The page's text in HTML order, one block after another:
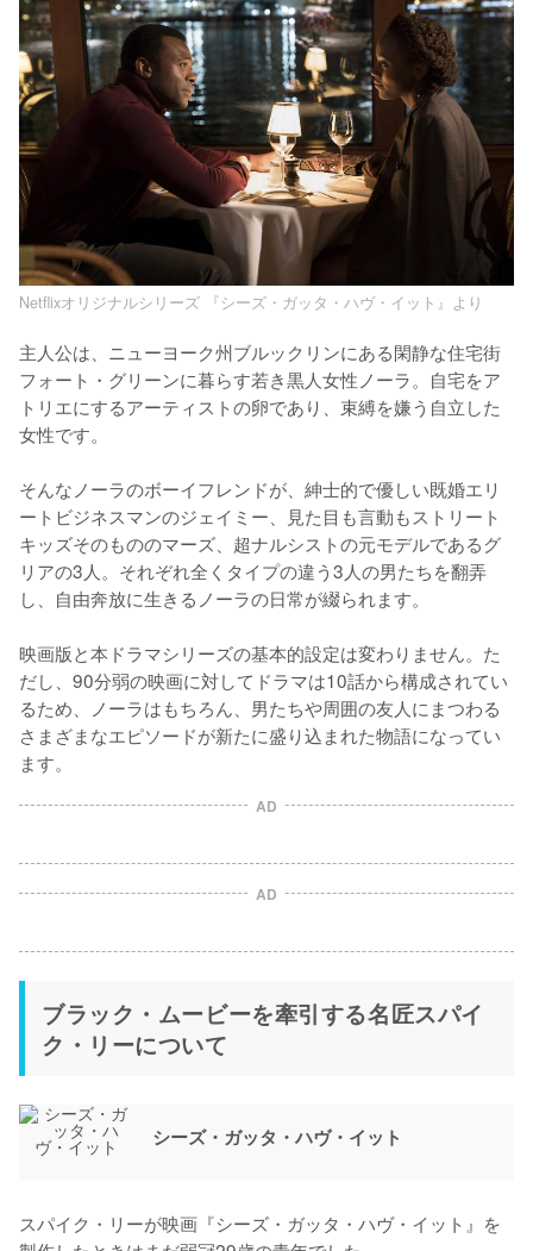
Netflixオリジナルシリーズ 『シーズ・ガッタ・ハヴ・イット』より
主人公は、ニューヨーク州ブルックリンにある閑静な住宅街
フォート・グリーンに暮らす若き黒人女性ノーラ。自宅をア
トリエにするアーティストの卵であり、束縛を嫌う自立した
女性です。
そんなノーラのボーイフレンドが、紳士的で優しい既婚エリ
ートビジネスマンのジェイミー、見た目も言動もストリート
キッズそのもののマーズ、超ナルシストの元モデルであるグ
リアの3人。それぞれ全くタイプの違う3人の男たちを翻弄
し、自由奔放に生きるノーラの日常が綴られます。
映画版と本ドラマシリーズの基本的設定は変わりません。た
だし、90分弱の映画に対してドラマは10話から構成されてい
るため、ノーラはもちろん、男たちや周囲の友人にまつわる
さまざまなエピソードが新たに盛り込まれた物語になってい
AD
AD
ブラック・ムービーを牽引する名匠スパイ
ク・リーについて
シーズ・ガッタ・ハヴ・イット
スパイク・リーが映画『シーズ・ガッタ・ハヴ・イット』を